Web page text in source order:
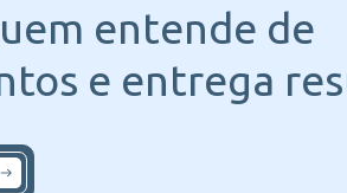
entende de
e entrega